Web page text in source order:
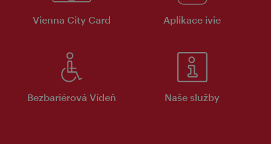
Vienna City Card Aplikace ivie
Bezbariérová Vídeň Naše služby